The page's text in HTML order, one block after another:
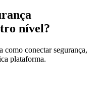
nível?
como conectar segurança,
plataforma.